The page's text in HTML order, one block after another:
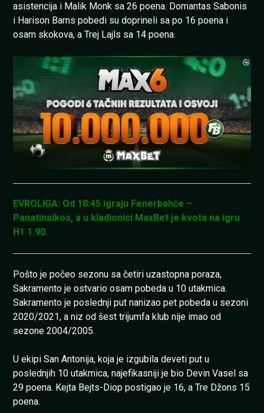
asistencija i Malik Monk sa 26 poena. Domantas Sabonis
i Harison Barns pobedi su doprineli sa po 16 poena i
osam skokova, a Trej Lajls sa 14 poena.
EVROLIGA: Od 18:45 igraju Fenerbahče –
Panatinaikos, a u kladionici MaxBet je kvota na igru
H1 1.90.
Pošto je počeo sezonu sa četiri uzastopna poraza,
Sakramento je ostvario osam pobeda u 10 utakmica.
Sakramento je poslednji put nanizao pet pobeda u sezoni
2020/2021, a niz od šest trijumfa klub nije imao od
sezone 2004/2005.
U ekipi San Antonija, koja je izgubila deveti put u
poslednjih 10 utakmica, najefikasniji je bio Devin Vasel sa
29 poena. Kejta Bejts-Diop postigao je 16, a Tre Džons 15
poena.